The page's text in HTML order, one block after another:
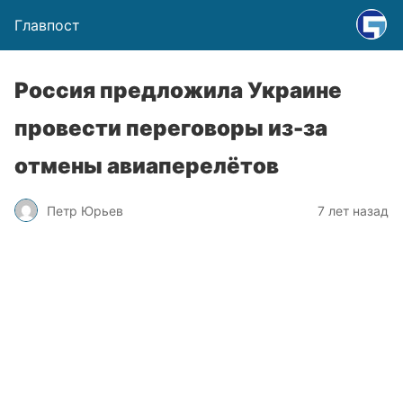
Главпост
Россия предложила Украине
провести переговоры из-за
отмены авиаперелётов
Петр Юрьев 7 лет назад